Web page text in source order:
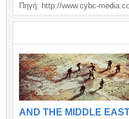
Πηγή: http://www.cybc-
AND THE MIDDLE